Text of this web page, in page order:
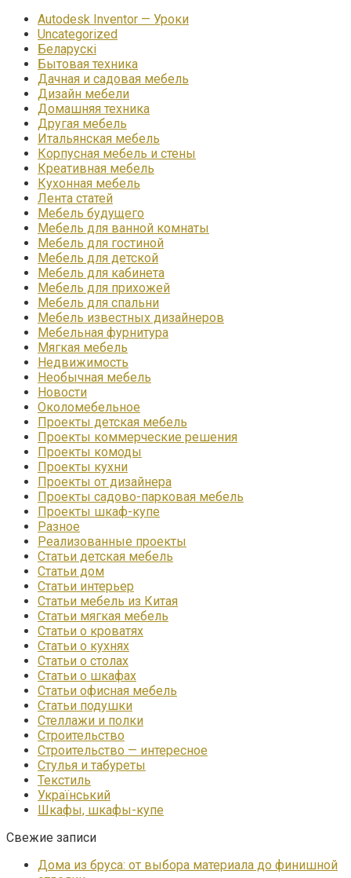
Autodesk Inventor — Уроки
Uncategorized
Беларускі
Бытовая техника
Дачная и садовая мебель
Дизайн мебели
Домашняя техника
Другая мебель
Итальянская мебель
Корпусная мебель и стены
Креативная мебель
Кухонная мебель
Лента статей
Мебель будущего
Мебель для ванной комнаты
Мебель для гостиной
Мебель для детской
Мебель для кабинета
Мебель для прихожей
Мебель для спальни
Мебель известных дизайнеров
Мебельная фурнитура
Мягкая мебель
Недвижимость
Необычная мебель
Новости
Околомебельное
Проекты детская мебель
Проекты коммерческие решения
Проекты комоды
Проекты кухни
Проекты от дизайнера
Проекты садово-парковая мебель
Проекты шкаф-купе
Разное
Реализованные проекты
Статьи детская мебель
Статьи дом
Статьи интерьер
Статьи мебель из Китая
Статьи мягкая мебель
Статьи о кроватях
Статьи о кухнях
Статьи о столах
Статьи о шкафах
Статьи офисная мебель
Статьи подушки
Стеллажи и полки
Строительство
Строительство — интересное
Стулья и табуреты
Текстиль
Український
Шкафы, шкафы-купе
Свежие записи
Дома из бруса: от выбора материала до финишной